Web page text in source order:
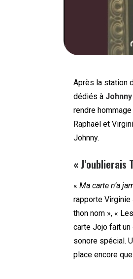
Après la station
dédiés à
rendre
Raphaël et
Johnny.
« J’oublierais
« Ma carte n’a
rapporte Virginie
thon nom », «
carte Jojo fait un
sonore spécial.
place encore